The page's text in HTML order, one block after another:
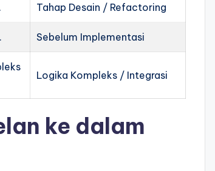
Tahap Desain / Refactoring
Sebelum Implementasi
Logika Kompleks / Integrasi
ke dalam